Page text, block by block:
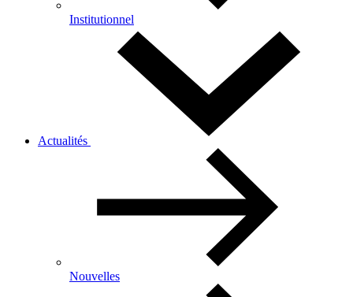
Institutionnel
Actualités
Nouvelles